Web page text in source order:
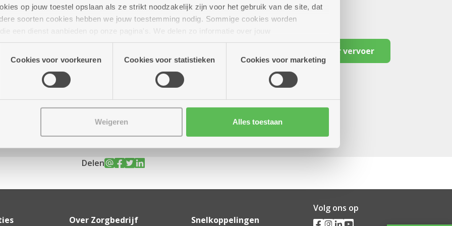
op jouw toestel opslaan als ze strikt noodzakelijk zijn voor het gebruik van de site, dat
soorten cookies hebben we jouw toestemming nodig. Sommige cookies worden
een dienst aanbieden op onze pagina's. We delen zo informatie over jouw
onze site voor social media, advertenties en analyse. Deze partners kunnen deze gegevens
die je aan hen verstrekte.
Cookies voor voorkeuren Cookies voor statistieken Cookies voor marketing
Weigeren Alles toestaan
Reserveer vervoer
Delen
Over Zorgbedrijf
Snelkoppelingen
Volg ons op